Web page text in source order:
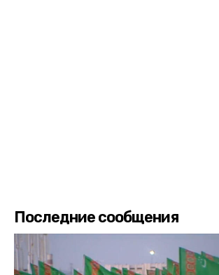
Последние сообщения